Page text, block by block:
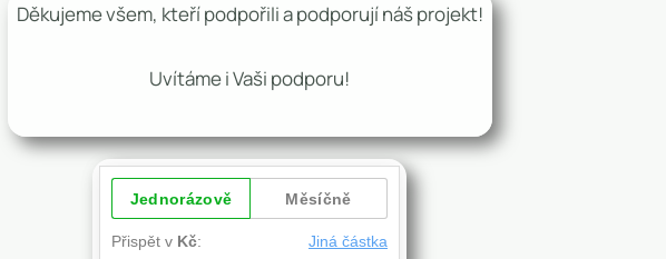
Děkujeme všem, kteří podpořili a podporují náš projekt!
Uvítáme i Vaši podporu!